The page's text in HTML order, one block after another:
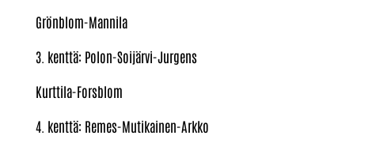
Grönblom-Mannila
3. kenttä: Polon-Soijärvi-Jurgens
Kurttila-Forsblom
4. kenttä: Remes-Mutikainen-Arkko